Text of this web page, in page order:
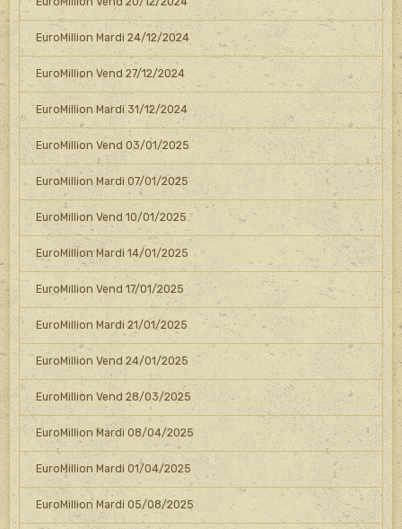
EuroMillion Mardi 24/12/2024
EuroMillion Vend 27/12/2024
EuroMillion Mardi 31/12/2024
EuroMillion Vend 03/01/2025
EuroMillion Mardi 07/01/2025
EuroMillion Vend 10/01/2025
EuroMillion Mardi 14/01/2025
EuroMillion Vend 17/01/2025
EuroMillion Mardi 21/01/2025
EuroMillion Vend 24/01/2025
EuroMillion Vend 28/03/2025
EuroMillion Mardi 08/04/2025
EuroMillion Mardi 01/04/2025
EuroMillion Mardi 05/08/2025